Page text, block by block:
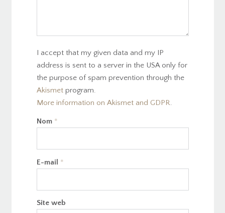
I accept that my given data and my IP
address is sent to a server in the USA only for
the purpose of spam prevention through the
Akismetprogram.
More information on Akismet and GDPR.
Nom *
E-mail *
Site web